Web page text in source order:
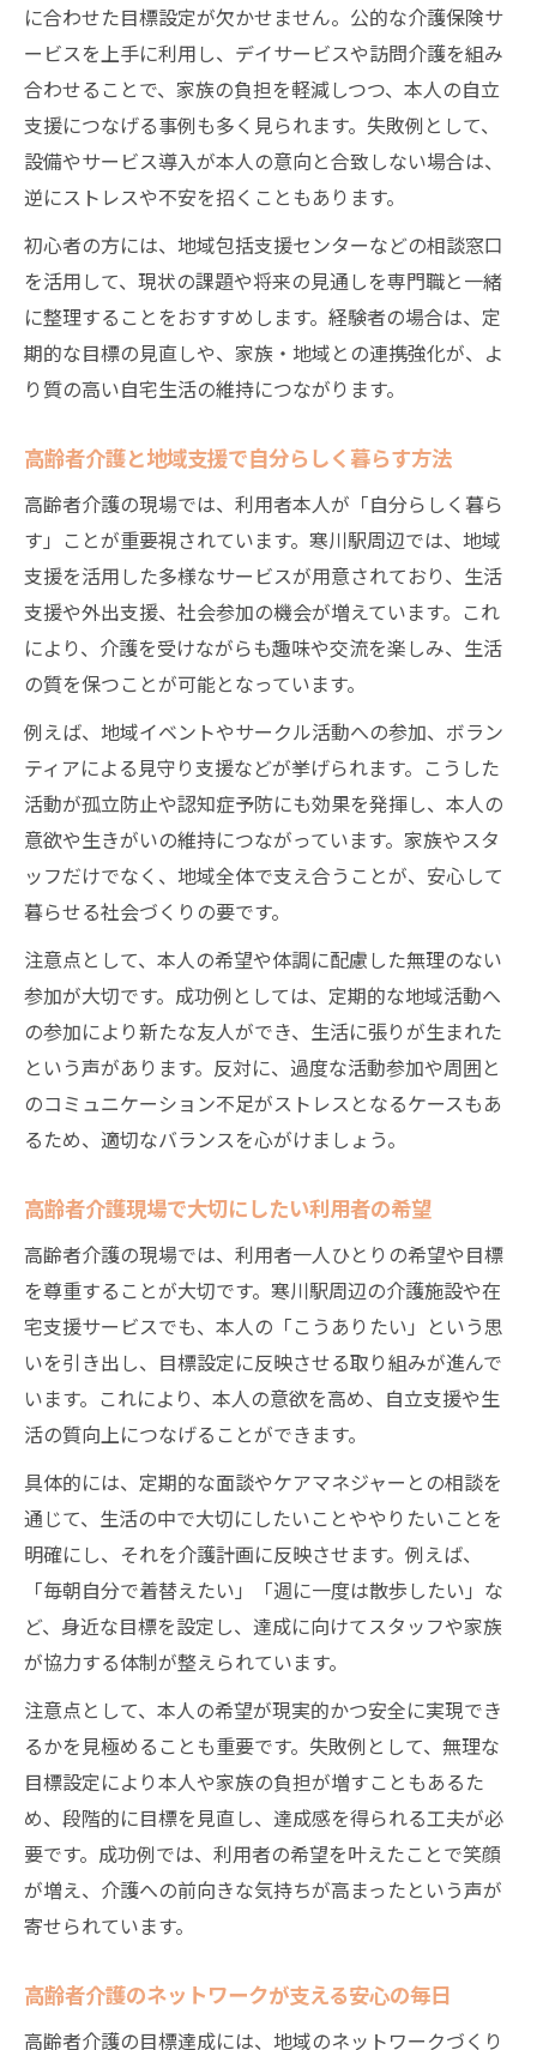
に合わせた目標設定が欠かせません。公的な介護保険サ
ービスを上手に利用し、デイサービスや訪問介護を組み
合わせることで、家族の負担を軽減しつつ、本人の自立
支援につなげる事例も多く見られます。失敗例として、
設備やサービス導入が本人の意向と合致しない場合は、
逆にストレスや不安を招くこともあります。
初心者の方には、地域包括支援センターなどの相談窓口
を活用して、現状の課題や将来の見通しを専門職と一緒
に整理することをおすすめします。経験者の場合は、定
期的な目標の見直しや、家族・地域との連携強化が、よ
り質の高い自宅生活の維持につながります。
高齢者介護と地域支援で自分らしく暮らす方法
高齢者介護の現場では、利用者本人が「自分らしく暮ら
す」ことが重要視されています。寒川駅周辺では、地域
支援を活用した多様なサービスが用意されており、生活
支援や外出支援、社会参加の機会が増えています。これ
により、介護を受けながらも趣味や交流を楽しみ、生活
の質を保つことが可能となっています。
例えば、地域イベントやサークル活動への参加、ボラン
ティアによる見守り支援などが挙げられます。こうした
活動が孤立防止や認知症予防にも効果を発揮し、本人の
意欲や生きがいの維持につながっています。家族やスタ
ッフだけでなく、地域全体で支え合うことが、安心して
暮らせる社会づくりの要です。
注意点として、本人の希望や体調に配慮した無理のない
参加が大切です。成功例としては、定期的な地域活動へ
の参加により新たな友人ができ、生活に張りが生まれた
という声があります。反対に、過度な活動参加や周囲と
のコミュニケーション不足がストレスとなるケースもあ
るため、適切なバランスを心がけましょう。
高齢者介護現場で大切にしたい利用者の希望
高齢者介護の現場では、利用者一人ひとりの希望や目標
を尊重することが大切です。寒川駅周辺の介護施設や在
宅支援サービスでも、本人の「こうありたい」という思
いを引き出し、目標設定に反映させる取り組みが進んで
います。これにより、本人の意欲を高め、自立支援や生
活の質向上につなげることができます。
具体的には、定期的な面談やケアマネジャーとの相談を
通じて、生活の中で大切にしたいことややりたいことを
明確にし、それを介護計画に反映させます。例えば、
「毎朝自分で着替えたい」「週に一度は散歩したい」な
ど、身近な目標を設定し、達成に向けてスタッフや家族
が協力する体制が整えられています。
注意点として、本人の希望が現実的かつ安全に実現でき
るかを見極めることも重要です。失敗例として、無理な
目標設定により本人や家族の負担が増すこともあるた
め、段階的に目標を見直し、達成感を得られる工夫が必
要です。成功例では、利用者の希望を叶えたことで笑顔
が増え、介護への前向きな気持ちが高まったという声が
寄せられています。
高齢者介護のネットワークが支える安心の毎日
高齢者介護の目標達成には、地域のネットワークづくり